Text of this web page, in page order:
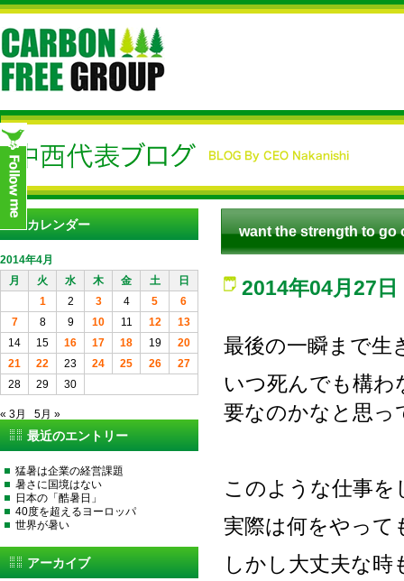
want the strength to go
2014年04月27日
最後の一瞬まで生
いつ死んでも構わ
要なのかなと思っ
このような仕事を
実際は何をやって
しかし大丈夫な
カレンダー
2014年4月
月
火 水 木 金 土
日
1
2 3 4 5
6
7
8 9 10 11 12
13
14
15 16 17 18 19
20
21
22 23 24 25 26
27
28
29 30
« 3月 5月 »
最近のエントリー
猛暑は企業の経営課題
暑さに国境はない
日本の「酷暑日」
40度を超えるヨーロッパ
世界が暑い
アーカイブ